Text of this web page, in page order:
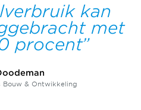
kan
met
procent
Bouw & Ontwikkeling